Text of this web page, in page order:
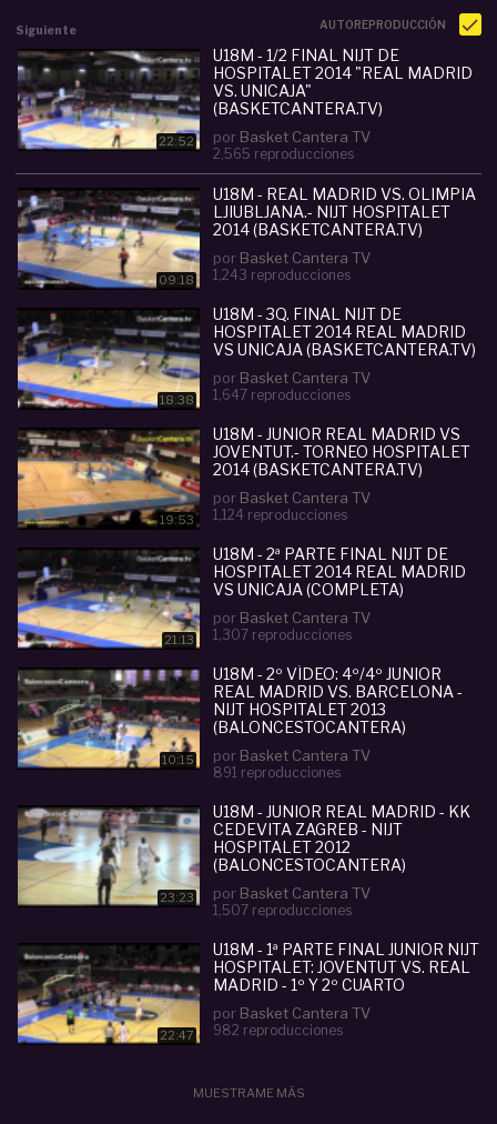
Siguiente AUTOREPRODUCCIÓN
22:52
U18M - 1/2 FINAL NIJT DE
HOSPITALET 2014 "REAL MADRID
VS. UNICAJA"
(BASKETCANTERA.TV)
por Basket Cantera TV
2,565 reproducciones
09:18
U18M - REAL MADRID VS. OLIMPIA
LJIUBLJANA.- NIJT HOSPITALET
2014 (BASKETCANTERA.TV)
por Basket Cantera TV
1,243 reproducciones
18:38
U18M - 3Q. FINAL NIJT DE
HOSPITALET 2014 REAL MADRID
VS UNICAJA (BASKETCANTERA.TV)
por Basket Cantera TV
1,647 reproducciones
19:53
U18M - JUNIOR REAL MADRID VS
JOVENTUT.- TORNEO HOSPITALET
2014 (BASKETCANTERA.TV)
por Basket Cantera TV
1,124 reproducciones
21:13
U18M - 2ª PARTE FINAL NIJT DE
HOSPITALET 2014 REAL MADRID
VS UNICAJA (COMPLETA)
por Basket Cantera TV
1,307 reproducciones
10:15
U18M - 2º VÍDEO: 4º/4º JUNIOR
REAL MADRID VS. BARCELONA -
NIJT HOSPITALET 2013
(BALONCESTOCANTERA)
por Basket Cantera TV
891 reproducciones
23:23
U18M - JUNIOR REAL MADRID - KK
CEDEVITA ZAGREB - NIJT
HOSPITALET 2012
(BALONCESTOCANTERA)
por Basket Cantera TV
1,507 reproducciones
22:47
U18M - 1ª PARTE FINAL JUNIOR NIJT
HOSPITALET: JOVENTUT VS. REAL
MADRID - 1º Y 2º CUARTO
por Basket Cantera TV
982 reproducciones
MUESTRAME MÁS